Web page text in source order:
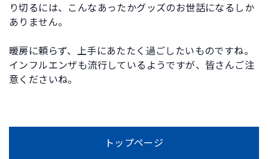
り切るには、こんなあったかグッズのお世話になるしか
ありません。
暖房に頼らず、上手にあたたく過ごしたいものですね。
インフルエンザも流行しているようですが、皆さんご注
意くださいね。
トップページ